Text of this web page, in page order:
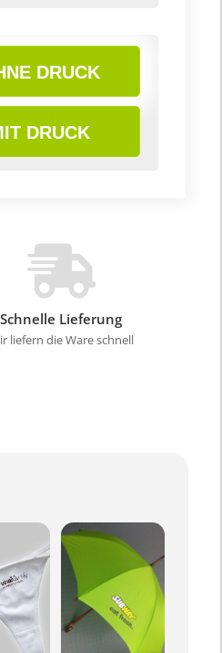
DRUCK
DRUCK
Schnelle Lieferung
liefern die Ware schnell